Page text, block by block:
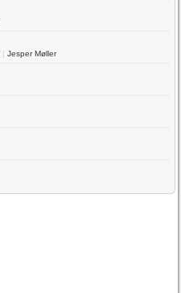
|Jesper Møller